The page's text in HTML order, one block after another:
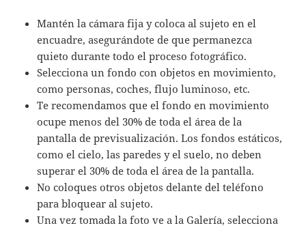
Mantén la cámara fija y coloca al sujeto en el
encuadre, asegurándote de que permanezca
quieto durante todo el proceso fotográfico.​
Selecciona un fondo con objetos en movimiento,
como personas, coches, flujo luminoso, etc.
Te recomendamos que el fondo en movimiento
ocupe menos del 30% de toda el área de la
pantalla de previsualización. Los fondos estáticos,
como el cielo, las paredes y el suelo, no deben
superar el 30% de toda el área de la pantalla.​
No coloques otros objetos delante del teléfono
para bloquear al sujeto.
Una vez tomada la foto ve a la Galería, selecciona